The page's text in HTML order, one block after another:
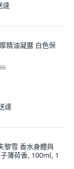
達
精油凝露 白色保
達
黎雪 香水身體與
薄荷香, 100ml, 1